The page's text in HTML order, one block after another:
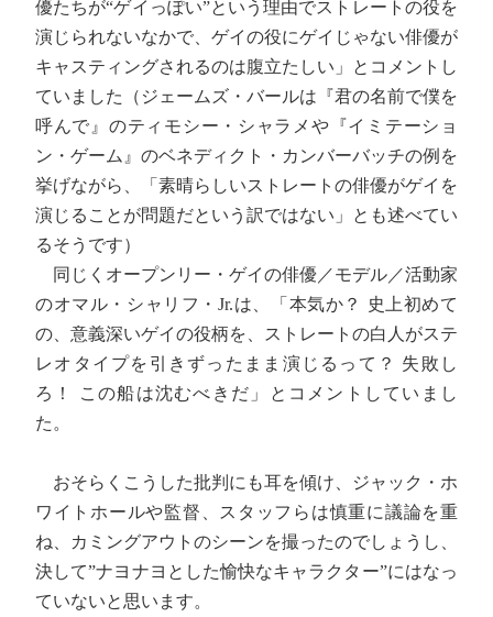
優たちが“ゲイっぽい”という理由でストレートの役を
演じられないなかで、ゲイの役にゲイじゃない俳優が
キャスティングされるのは腹立たしい」とコメントし
ていました（ジェームズ・バールは『君の名前で僕を
呼んで』のティモシー・シャラメや『イミテーショ
ン・ゲーム』のベネディクト・カンバーバッチの例を
挙げながら、「素晴らしいストレートの俳優がゲイを
演じることが問題だという訳ではない」とも述べてい
るそうです）
同じくオープンリー・ゲイの俳優／モデル／活動家
のオマル・シャリフ・Jr.は、「本気か？ 史上初めて
の、意義深いゲイの役柄を、ストレートの白人がステ
レオタイプを引きずったまま演じるって？ 失敗し
ろ！ この船は沈むべきだ」とコメントしていまし
た。
おそらくこうした批判にも耳を傾け、ジャック・ホ
ワイトホールや監督、スタッフらは慎重に議論を重
ね、カミングアウトのシーンを撮ったのでしょうし、
決して”ナヨナヨとした愉快なキャラクター”にはなっ
ていないと思います。